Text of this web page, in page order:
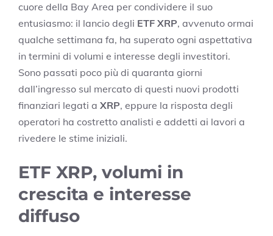
cuore della Bay Area per condividere il suo
entusiasmo: il lancio degli ETF XRP, avvenuto ormai
qualche settimana fa, ha superato ogni aspettativa
in termini di volumi e interesse degli investitori.
Sono passati poco più di quaranta giorni
dall’ingresso sul mercato di questi nuovi prodotti
finanziari legati a XRP, eppure la risposta degli
operatori ha costretto analisti e addetti ai lavori a
rivedere le stime iniziali.
ETF XRP, volumi in
crescita e interesse
diffuso